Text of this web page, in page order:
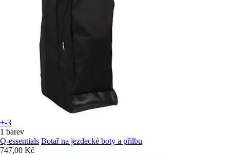
+-3
1 barev
Q-essentials Botař na jezdecké boty a přilbu
747,00 Kč